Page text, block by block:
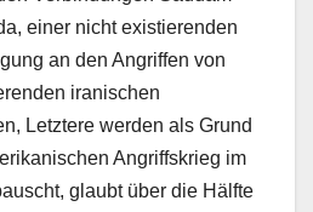
einer nicht existierenden
an den Angriffen von
iranischen
Letztere werden als Grund
Angriffskrieg im
glaubt über die Hälfte